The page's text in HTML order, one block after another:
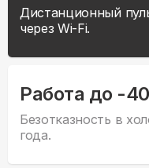
Дистанционный
через Wi-Fi.
Работа до -
Безотказность в
года.